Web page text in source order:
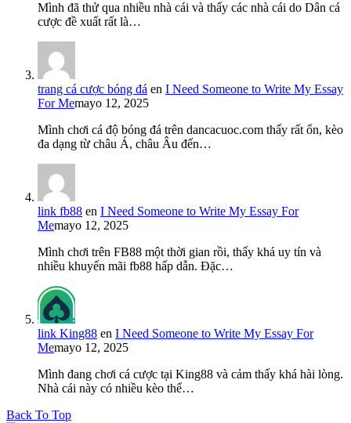
Mình đã thử qua nhiều nhà cái và thấy các nhà cái do Dân cá
cược đề xuất rất là…
trang cá cược bóng đá en I Need Someone to Write My Essay
For Memayo 12, 2025
Mình chơi cá độ bóng đá trên dancacuoc.com thấy rất ổn, kèo
đa dạng từ châu Á, châu Âu đến…
link fb88 en I Need Someone to Write My Essay For
Memayo 12, 2025
Mình chơi trên FB88 một thời gian rồi, thấy khá uy tín và
nhiều khuyến mãi fb88 hấp dẫn. Đặc…
link King88 en I Need Someone to Write My Essay For
Memayo 12, 2025
Mình đang chơi cá cược tại King88 và cảm thấy khá hài lòng.
Nhà cái này có nhiều kèo thể…
Back To Top